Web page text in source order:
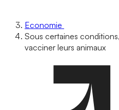
Economie
Sous certaines
vacciner leurs animaux